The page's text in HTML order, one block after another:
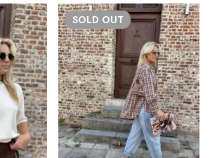
SOLD OUT